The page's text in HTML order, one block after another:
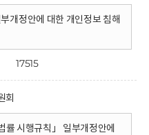
개정안에 대한 개인정보 침해
17515
회
률 시행규칙」 일부개정안에